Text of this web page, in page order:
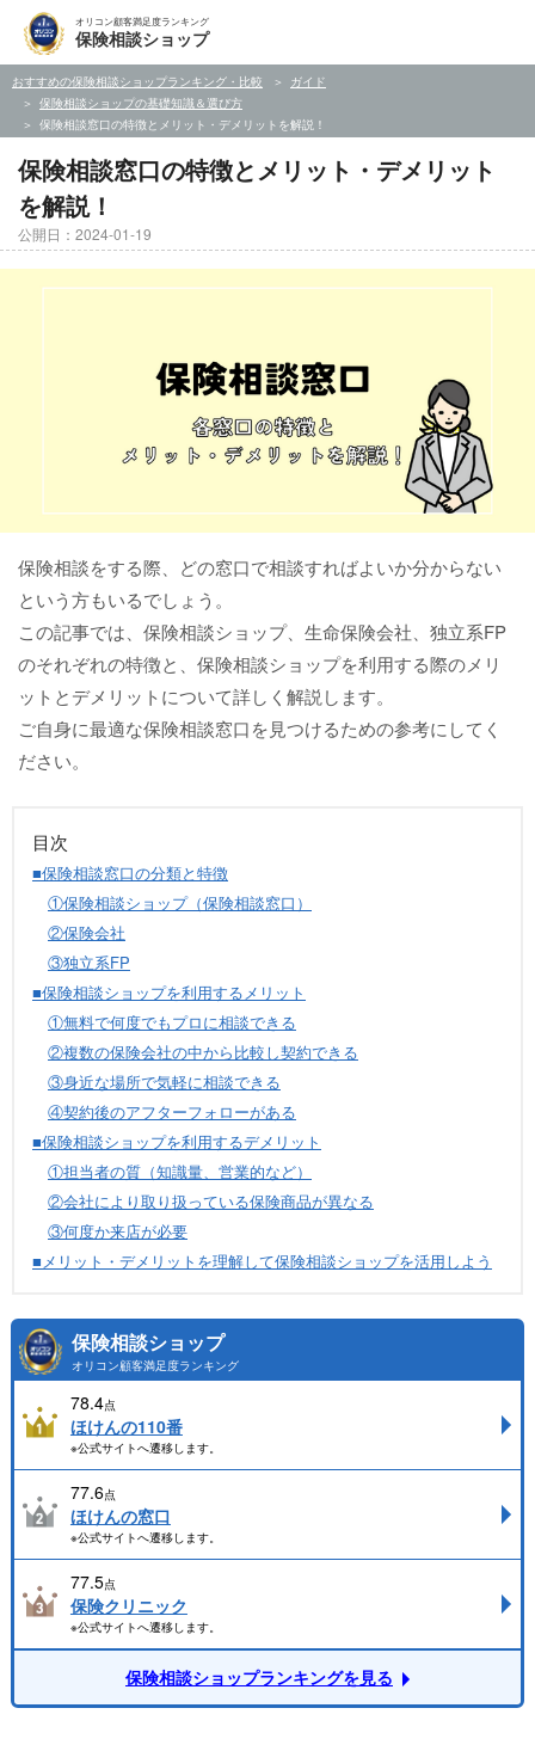
オリコン顧客満足度ランキング
保険相談ショップ
おすすめの保険相談ショップランキング・比較
ガイド
保険相談ショップの基礎知識＆選び方
保険相談窓口の特徴とメリット・デメリットを解説！
保険相談窓口の特徴とメリット・デメリット
を解説！
公開日：2024-01-19
保険相談をする際、どの窓口で相談すればよいか分からない
という方もいるでしょう。
この記事では、保険相談ショップ、生命保険会社、独立系FP
のそれぞれの特徴と、保険相談ショップを利用する際のメリ
ットとデメリットについて詳しく解説します。
ご自身に最適な保険相談窓口を見つけるための参考にしてく
ださい。
目次
■保険相談窓口の分類と特徴
①保険相談ショップ（保険相談窓口）
②保険会社
③独立系FP
■保険相談ショップを利用するメリット
①無料で何度でもプロに相談できる
②複数の保険会社の中から比較し契約できる
③身近な場所で気軽に相談できる
④契約後のアフターフォローがある
■保険相談ショップを利用するデメリット
①担当者の質（知識量、営業的など）
②会社により取り扱っている保険商品が異なる
③何度か来店が必要
■メリット・デメリットを理解して保険相談ショップを活用しよう
保険相談ショップ
オリコン顧客満足度ランキング
78.4点
ほけんの110番
※公式サイトへ遷移します。
77.6点
ほけんの窓口
※公式サイトへ遷移します。
77.5点
保険クリニック
※公式サイトへ遷移します。
保険相談ショップランキングを見る